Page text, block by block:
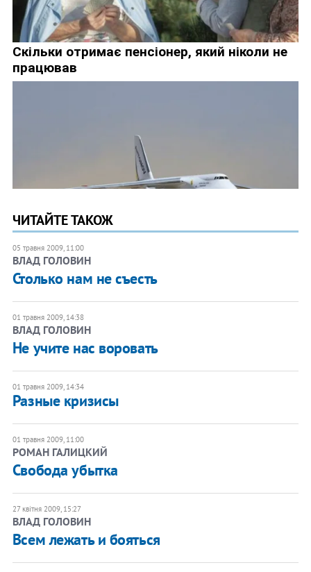
ЧИТАЙТЕ ТАКОЖ
05 травня 2009, 11:00
ВЛАД ГОЛОВИН
Столько нам не съесть
01 травня 2009, 14:38
ВЛАД ГОЛОВИН
Не учите нас воровать
01 травня 2009, 14:34
Разные кризисы
01 травня 2009, 11:00
РОМАН ГАЛИЦКИЙ
Свобода убытка
27 квітня 2009, 15:27
ВЛАД ГОЛОВИН
Всем лежать и бояться